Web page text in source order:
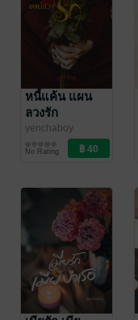
หนี้แค้น แผน
ลวงรัก
yenchaboy
นิยายรักวัยรุ่น
No Rating